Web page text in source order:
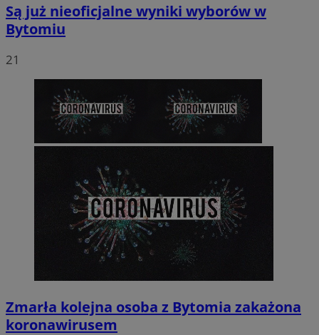
Są już nieoficjalne wyniki wyborów w
Bytomiu
21
Zmarła kolejna osoba z Bytomia zakażona
koronawirusem